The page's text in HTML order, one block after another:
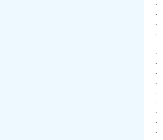
·
·
·
·
·
·
·
·
·
·
·
·
·
·